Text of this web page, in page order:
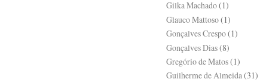
Gilka Machado(1)
Glauco Mattoso(1)
Gonçalves Crespo(1)
Gonçalves Dias(8)
Gregório de Matos(1)
Guilherme de Almeida(31)